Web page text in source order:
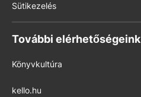
Sütikezelés
További elérhetőségeink
Könyvkultúra
kello.hu